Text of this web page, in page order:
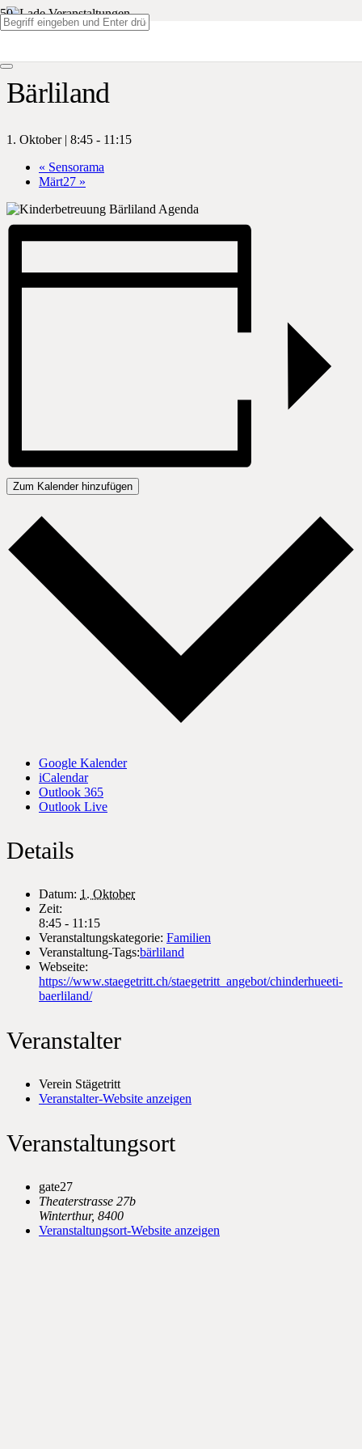
Bärliland
1. Oktober | 8:45 - 11:15
« Sensorama
Märt27 »
Zum Kalender hinzufügen
Google Kalender
iCalendar
Outlook 365
Outlook Live
Details
Datum: 1. Oktober
Zeit:
8:45 - 11:15
Veranstaltungskategorie: Familien
Veranstaltung-Tags:bärliland
Webseite:
https://www.staegetritt.ch/staegetritt_angebot/chinderhueeti-
baerliland/
Veranstalter
Verein Stägetritt
Veranstalter-Website anzeigen
Veranstaltungsort
gate27
Theaterstrasse 27b
Winterthur, 8400
Veranstaltungsort-Website anzeigen